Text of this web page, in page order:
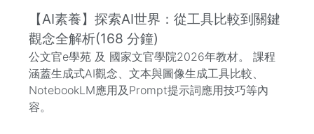
【AI素養】探索AI世界：從工具比較到關鍵
觀念全解析(168 分鐘)
公文官e學苑 及 國家文官學院2026年教材。 課程
涵蓋生成式AI觀念、文本與圖像生成工具比較、
NotebookLM應用及Prompt提示詞應用技巧等內
容。